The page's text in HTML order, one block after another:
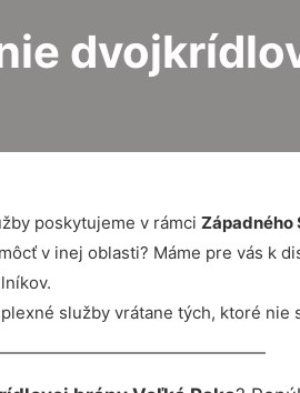
poskytujeme v rámci Západného
v inej oblasti? Máme pre vás k
služby vrátane tých, ktoré nie